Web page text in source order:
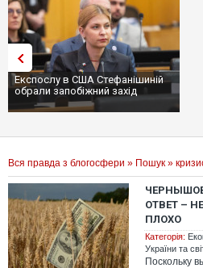
Експослу в США Стефанішиній
обрали запобіжний захід
Вся правда з блогосфери » Пошук »
ОТВЕТ –
ПЛОХО
Категорія:
України та
Поскольку